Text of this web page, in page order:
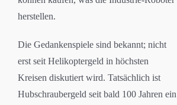
herstellen.
Die Gedankenspiele sind bekannt; nicht
erst seit Helikoptergeld in höchsten
Kreisen diskutiert wird. Tatsächlich ist
Hubschraubergeld seit bald 100 Jahren ein